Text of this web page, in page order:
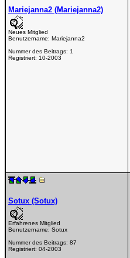
Mariejanna2 (Mariejanna2)
Neues Mitglied
Benutzername: Mariejanna2
Nummer des Beitrags: 1
Registriert: 10-2003
Sotux (Sotux)
Erfahrenes Mitglied
Benutzername: Sotux
Nummer des Beitrags: 87
Registriert: 04-2003